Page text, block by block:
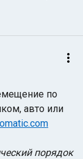
по
авто или
порядок